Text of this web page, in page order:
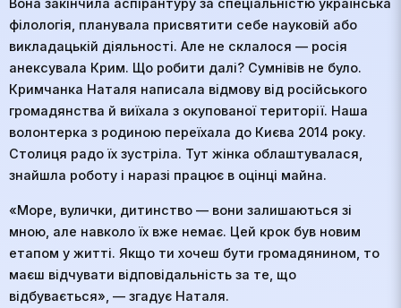
Вона закінчила аспірантуру за спеціальністю українська
філологія, планувала присвятити себе науковій або
викладацькій діяльності. Але не склалося — росія
анексувала Крим. Що робити далі? Сумнівів не було.
Кримчанка Наталя написала відмову від російського
громадянства й виїхала з окупованої території. Наша
волонтерка з родиною переїхала до Києва 2014 року.
Столиця радо їх зустріла. Тут жінка облаштувалася,
знайшла роботу і наразі працює в оцінці майна.
«Море, вулички, дитинство — вони залишаються зі
мною, але навколо їх вже немає. Цей крок був новим
етапом у житті. Якщо ти хочеш бути громадянином, то
маєш відчувати відповідальність за те, що
відбувається», — згадує Наталя.